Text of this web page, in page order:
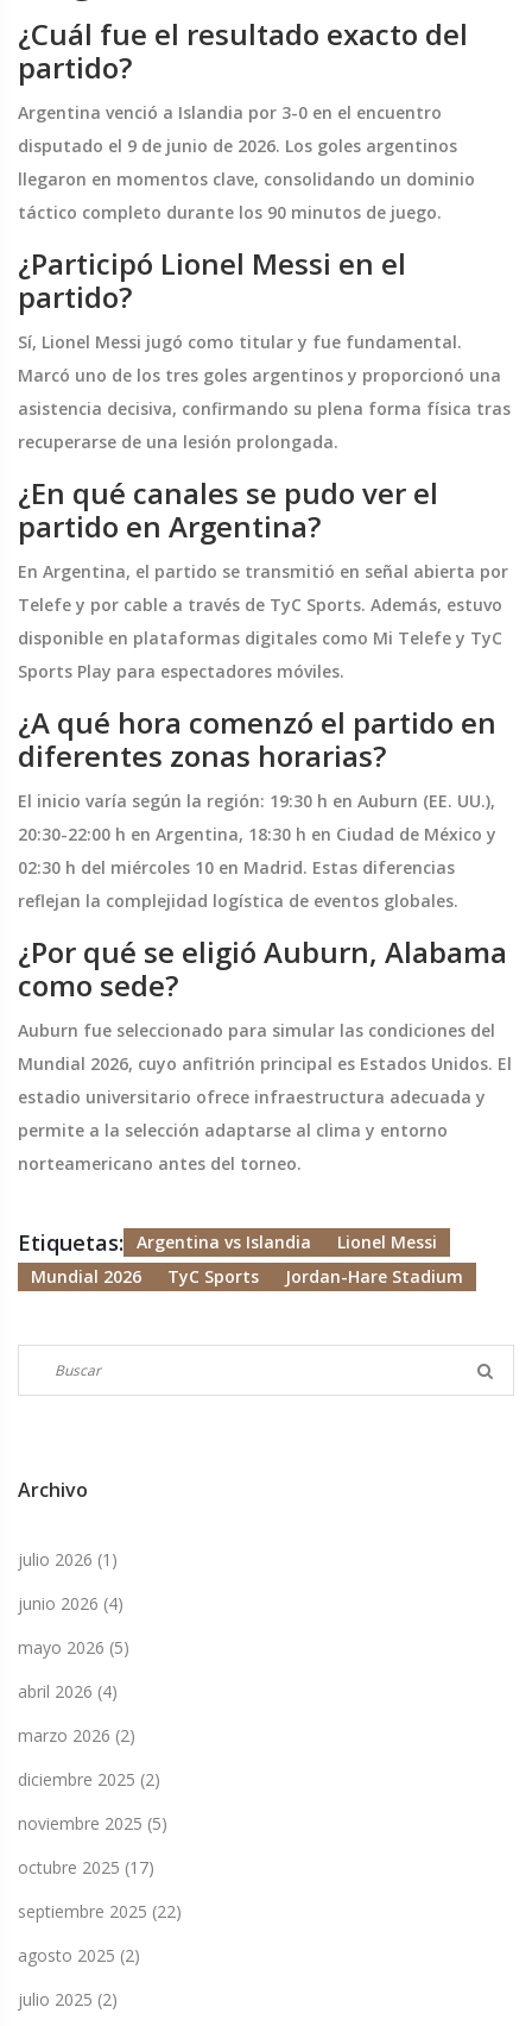
¿Cuál fue el resultado exacto del
partido?
Argentina venció a Islandia por 3-0 en el encuentro
disputado el 9 de junio de 2026. Los goles argentinos
llegaron en momentos clave, consolidando un dominio
táctico completo durante los 90 minutos de juego.
¿Participó Lionel Messi en el
partido?
Sí, Lionel Messi jugó como titular y fue fundamental.
Marcó uno de los tres goles argentinos y proporcionó una
asistencia decisiva, confirmando su plena forma física tras
recuperarse de una lesión prolongada.
¿En qué canales se pudo ver el
partido en Argentina?
En Argentina, el partido se transmitió en señal abierta por
Telefe y por cable a través de TyC Sports. Además, estuvo
disponible en plataformas digitales como Mi Telefe y TyC
Sports Play para espectadores móviles.
¿A qué hora comenzó el partido en
diferentes zonas horarias?
El inicio varía según la región: 19:30 h en Auburn (EE. UU.),
20:30-22:00 h en Argentina, 18:30 h en Ciudad de México y
02:30 h del miércoles 10 en Madrid. Estas diferencias
reflejan la complejidad logística de eventos globales.
¿Por qué se eligió Auburn, Alabama
como sede?
Auburn fue seleccionado para simular las condiciones del
Mundial 2026, cuyo anfitrión principal es Estados Unidos. El
estadio universitario ofrece infraestructura adecuada y
permite a la selección adaptarse al clima y entorno
norteamericano antes del torneo.
Etiquetas: Argentina vs Islandia
Lionel Messi
Mundial 2026
TyC Sports Jordan-Hare Stadium
Archivo
julio 2026 (1)
junio 2026 (4)
mayo 2026 (5)
abril 2026 (4)
marzo 2026 (2)
diciembre 2025 (2)
noviembre 2025 (5)
octubre 2025 (17)
septiembre 2025 (22)
agosto 2025 (2)
julio 2025 (2)